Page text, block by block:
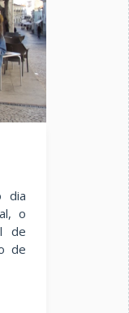
dia
o
de
de